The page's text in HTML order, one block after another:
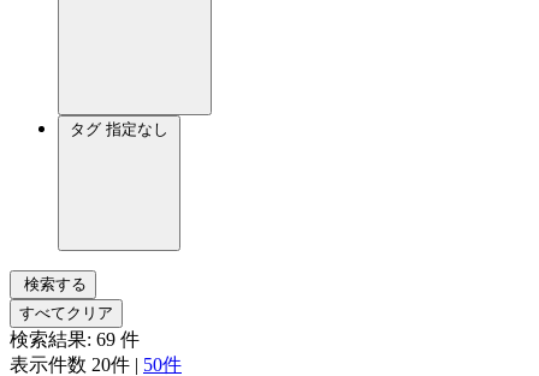
タグ 指定なし
検索する
すべてクリア
検索結果: 69 件
表示件数 20件 | 50件